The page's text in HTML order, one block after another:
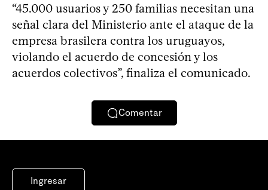
“45.000 usuarios y 250 familias necesitan una
señal clara del Ministerio ante el ataque de la
empresa brasilera contra los uruguayos,
violando el acuerdo de concesión y los
acuerdos colectivos”, finaliza el comunicado.
Comentar
Ingresar